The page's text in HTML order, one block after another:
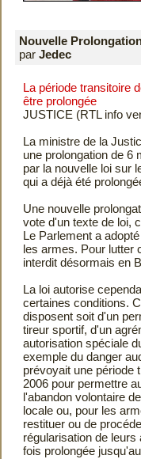
Nouvelle
par Jedec
La période transitoire
être prolongée
JUSTICE (RTL info
La ministre de la
une prolongation de 6
par la nouvelle loi sur
qui a déjà été
Une nouvelle
vote d'un texte de loi,
Le Parlement a
les armes. Pour lutter
interdit désormais en
La loi autorise
certaines conditions.
disposent soit d'un
tireur sportif, d'un
autorisation spéciale
exemple du danger
prévoyait une période
2006 pour permettre
l'abandon volontaire
locale ou, pour les
restituer ou de
régularisation de
fois prolongée